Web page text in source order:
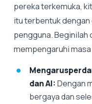
pereka terkemuka,
itu terbentuk dengan
pengguna. Beginilah
mempengaruhi
dan AI: Dengan
bergaya dan